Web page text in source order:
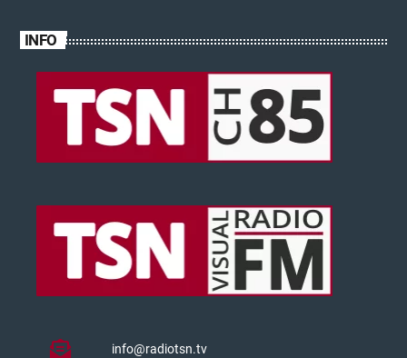
INFO
info@radiotsn.tv